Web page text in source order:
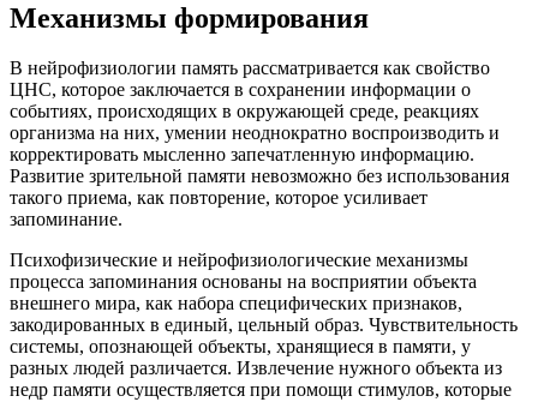
Механизмы формирования
В нейрофизиологии память рассматривается как свойство
ЦНС, которое заключается в сохранении информации о
событиях, происходящих в окружающей среде, реакциях
организма на них, умении неоднократно воспроизводить и
корректировать мысленно запечатленную информацию.
Развитие зрительной памяти невозможно без использования
такого приема, как повторение, которое усиливает
запоминание.
Психофизические и нейрофизиологические механизмы
процесса запоминания основаны на восприятии объекта
внешнего мира, как набора специфических признаков,
закодированных в единый, цельный образ. Чувствительность
системы, опознающей объекты, хранящиеся в памяти, у
разных людей различается. Извлечение нужного объекта из
недр памяти осуществляется при помощи стимулов, которые